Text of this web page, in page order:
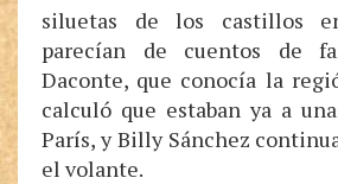
siluetas de los castillos
parecían de cuentos de
Daconte, que conocía la
calculó que estaban ya a
París, y Billy Sánchez
el volante.